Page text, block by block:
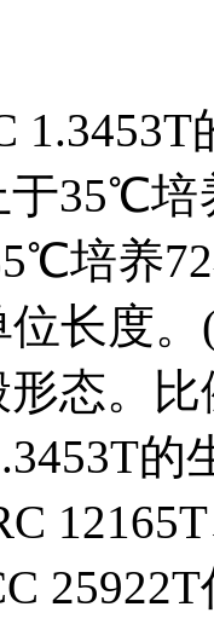
于35℃
培养
长度
态。